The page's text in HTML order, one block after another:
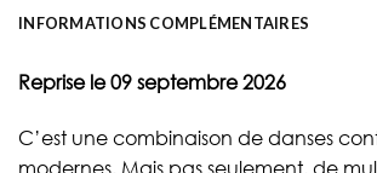
INFORMATIONS COMPLÉMENTAIRES
Reprise le 09 septembre 2026
C’est une combinaison de danses
modernes. Mais pas seulement, de